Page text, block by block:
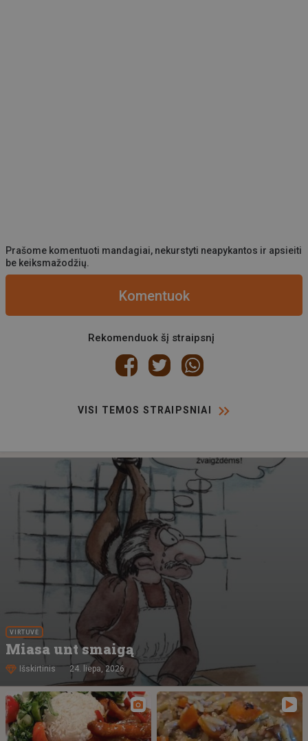
Prašome komentuoti mandagiai, nekurstyti neapykantos ir apsieiti
be keiksmažodžių.
Komentuok
Rekomenduok šį straipsnį
VISI TEMOS STRAIPSNIAI
VIRTUVĖ
Miasa unt smaigą
Išskirtinis 24. liepa, 2026